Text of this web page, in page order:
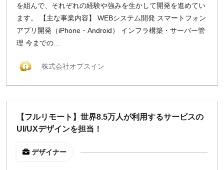
を組んで、それぞれの経験や強みを生かして開発を進めてい
ます。 【主な事業内容】 WEBシステム開発 スマートフォン
アプリ開発（iPhone・Android） インフラ構築・サーバー管
理 今までの...
株式会社オプスイン
【フルリモート】世界8.5万人が利用するサービスの
UI/UXデザインを担当！
デザイナー